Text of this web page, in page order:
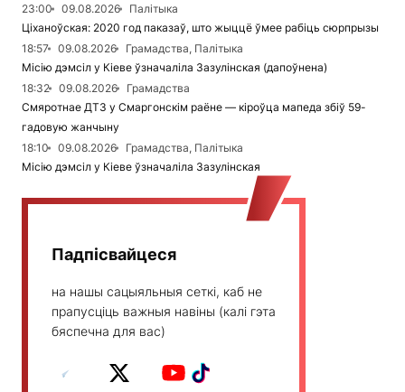
23:00 09.08.2026
Палітыка
Ціханоўская: 2020 год паказаў, што жыццё ўмее рабіць сюрпрызы
18:57
09.08.2026
Грамадства, Палітыка
Місію дэмсіл у Кіеве ўзначаліла Зазулінская (дапоўнена)
18:32
09.08.2026
Грамадства
Смяротнае ДТЗ у Смаргонскім раёне — кіроўца мапеда збіў 59-
гадовую жанчыну
18:10
09.08.2026
Грамадства, Палітыка
Місію дэмсіл у Кіеве ўзначаліла Зазулінская
Падпісвайцеся
на нашы сацыяльныя сеткі, каб не
прапусціць важныя навіны (калі гэта
бяспечна для вас)